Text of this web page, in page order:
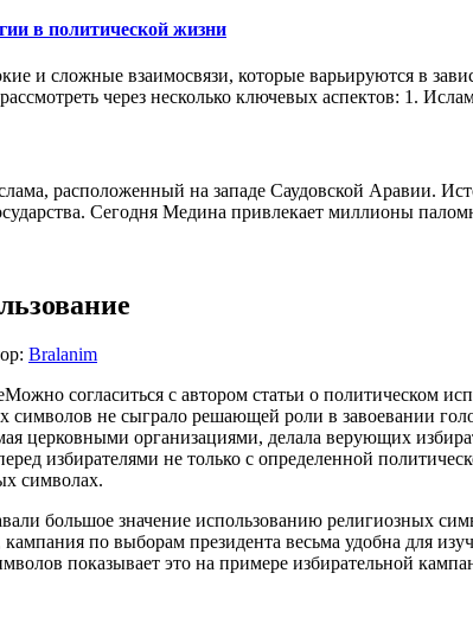
в политической жизни
и сложные взаимосвязи, которые варьируются в
через несколько ключевых аспектов: 1.
расположенный на западе Саудовской Аравии.
Сегодня Медина привлекает миллионы
Bralanim
Можно согласиться с автором статьи о политическом
символов не сыграло решающей роли в завоевании
церковными организациями, делала верующих
избирателями не только с определенной
символах.
большое значение использованию религиозных
по выборам президента весьма удобна для
показывает это на примере избирательной